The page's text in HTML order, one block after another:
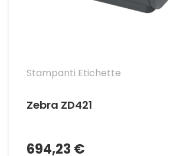
Stampanti Etichette
Zebra ZD421
694,23 €